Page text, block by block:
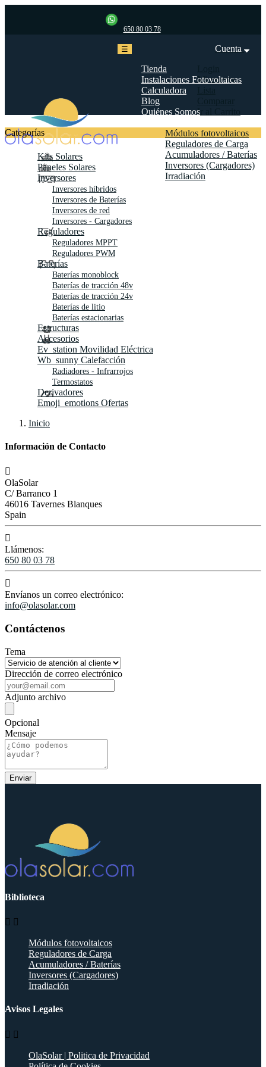
650 80 03 78
Cuenta
Mi cuenta
Ir al Carrito
Navegación
palanca
☰
Tienda
Instalaciones Fotovoltaicas
Calculadora
Blog
Quiénes Somos
Módulos fotovoltaicos
Reguladores de Carga
Acumuladores / Baterías
Inversores (Cargadores)
Irradiación
Categorías
Kits Solares
Paneles Solares
Inversores
Inversores híbridos
Inversores de Baterías
Inversores de red
Inversores - Cargadores
Reguladores
Reguladores MPPT
Reguladores PWM
Baterías
Baterías monoblock
Baterías de tracción 48v
Baterías de tracción 24v
Baterías de litio
Baterías estacionarias
Estructuras
Accesorios
Ev_station Movilidad Eléctrica
Wb_sunny Calefacción
Radiadores - Infrarrojos
Termostatos
Derivadores
Emoji_emotions Ofertas
Inicio
Información de Contacto

OlaSolar
C/ Barranco 1
46016 Tavernes Blanques
Spain

Llámenos:
650 80 03 78

Envíanos un correo electrónico:
info@olasolar.com
Contáctenos
Tema
Dirección de correo electrónico
Adjunto archivo
Opcional
Mensaje
Biblioteca
 
Módulos fotovoltaicos
Reguladores de Carga
Acumuladores / Baterías
Inversores (Cargadores)
Irradiación
Avisos Legales
 
OlaSolar | Politica de Privacidad